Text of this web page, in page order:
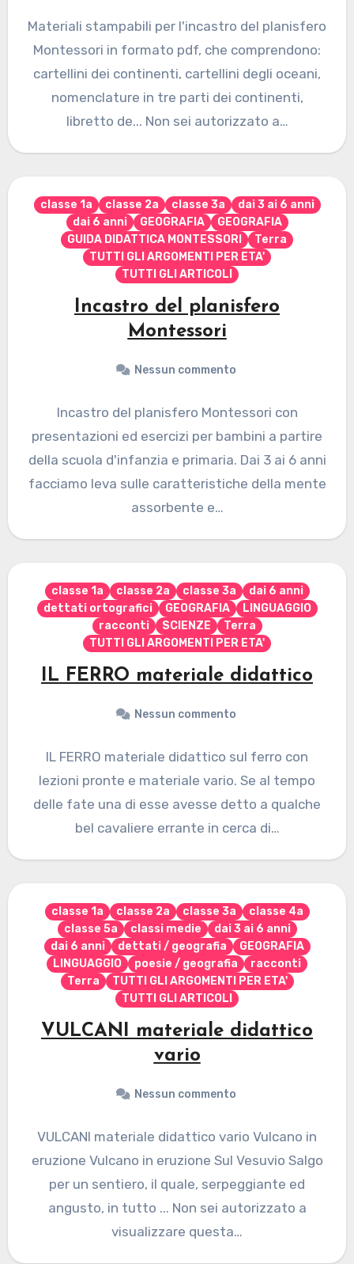
Materiali stampabili per l'incastro del planisfero
Montessori in formato pdf, che comprendono:
cartellini dei continenti, cartellini degli oceani,
nomenclature in tre parti dei continenti,
libretto de... Non sei autorizzato a…
classe 1a classe 2a classe 3a
dai 3 ai 6 anni
dai 6 anni
GEOGRAFIA
GEOGRAFIA
GUIDA DIDATTICA MONTESSORI
Terra
TUTTI GLI ARGOMENTI PER ETA'
TUTTI GLI ARTICOLI
Incastro del planisfero
Montessori
Nessun commento
Incastro del planisfero Montessori con
presentazioni ed esercizi per bambini a partire
della scuola d'infanzia e primaria. Dai 3 ai 6 anni
facciamo leva sulle caratteristiche della mente
assorbente e…
classe 1a classe 2a classe 3a
dai 6 anni
dettati ortografici
GEOGRAFIA
LINGUAGGIO
racconti
SCIENZE
Terra
TUTTI GLI ARGOMENTI PER ETA'
IL FERRO materiale didattico
Nessun commento
IL FERRO materiale didattico sul ferro con
lezioni pronte e materiale vario. Se al tempo
delle fate una di esse avesse detto a qualche
bel cavaliere errante in cerca di…
classe 1a classe 2a classe 3a
classe 4a
classe 5a
classi medie
dai 3 ai 6 anni
dai 6 anni
dettati / geografia
GEOGRAFIA
LINGUAGGIO
poesie / geografia
racconti
Terra
TUTTI GLI ARGOMENTI PER ETA'
TUTTI GLI ARTICOLI
VULCANI materiale didattico
vario
Nessun commento
VULCANI materiale didattico vario Vulcano in
eruzione Vulcano in eruzione Sul Vesuvio Salgo
per un sentiero, il quale, serpeggiante ed
angusto, in tutto ... Non sei autorizzato a
visualizzare questa…